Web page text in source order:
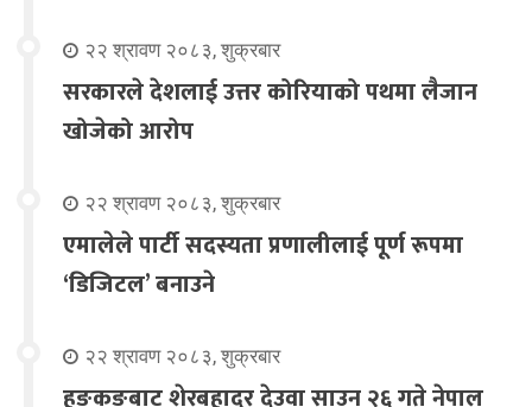
२२ श्रावण २०८३, शुक्रबार
सरकारले देशलाई उत्तर कोरियाको पथमा लैजान
खोजेको आरोप
२२ श्रावण २०८३, शुक्रबार
एमालेले पार्टी सदस्यता प्रणालीलाई पूर्ण रूपमा
‘डिजिटल’ बनाउने
२२ श्रावण २०८३, शुक्रबार
हङकङबाट शेरबहादुर देउवा साउन २६ गते नेपाल